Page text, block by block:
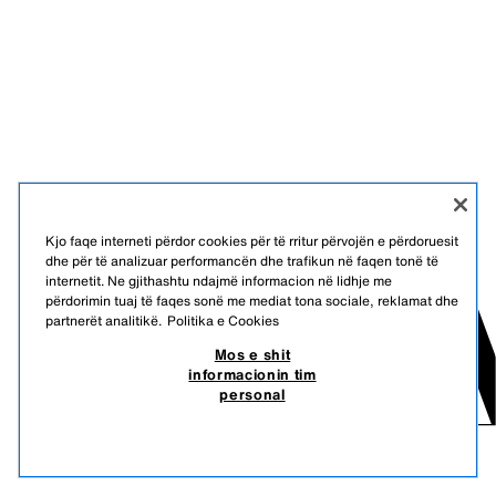
Kjo faqe interneti përdor cookies për të rritur përvojën e përdoruesit
dhe për të analizuar performancën dhe trafikun në faqen tonë të
internetit. Ne gjithashtu ndajmë informacion në lidhje me
përdorimin tuaj të faqes sonë me mediat tona sociale, reklamat dhe
partnerët analitikë. Politika e Cookies
Mos e shit
informacionin tim
personal